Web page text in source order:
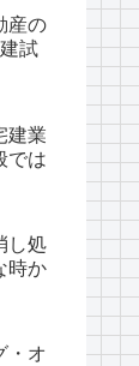
産の
試
建業
では
し処
時か
・オ